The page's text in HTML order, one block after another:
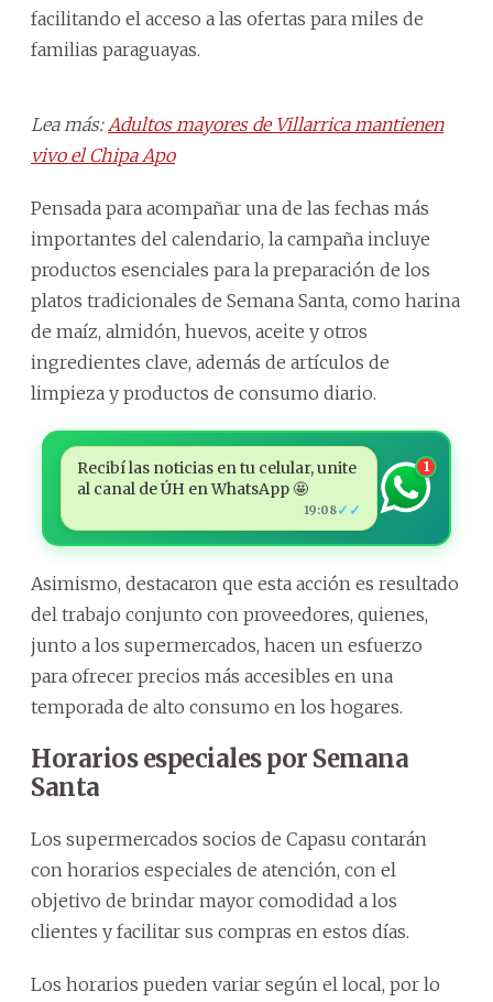
facilitando el acceso a las ofertas para miles de
familias paraguayas.
Lea más: Adultos mayores de Villarrica mantienen
vivo el Chipa Apo
Pensada para acompañar una de las fechas más
importantes del calendario, la campaña incluye
productos esenciales para la preparación de los
platos tradicionales de Semana Santa, como harina
de maíz, almidón, huevos, aceite y otros
ingredientes clave, además de artículos de
limpieza y productos de consumo diario.
Recibí las noticias en tu celular, unite
al canal de ÚH en WhatsApp 🤩
19:08✓✓
1
Asimismo, destacaron que esta acción es resultado
del trabajo conjunto con proveedores, quienes,
junto a los supermercados, hacen un esfuerzo
para ofrecer precios más accesibles en una
temporada de alto consumo en los hogares.
Horarios especiales por Semana
Santa
Los supermercados socios de Capasu contarán
con horarios especiales de atención, con el
objetivo de brindar mayor comodidad a los
clientes y facilitar sus compras en estos días.
Los horarios pueden variar según el local, por lo